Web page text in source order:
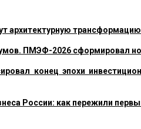
архитектурную
ПМЭФ-2026 сформировал
конец эпохи
России: как пережили